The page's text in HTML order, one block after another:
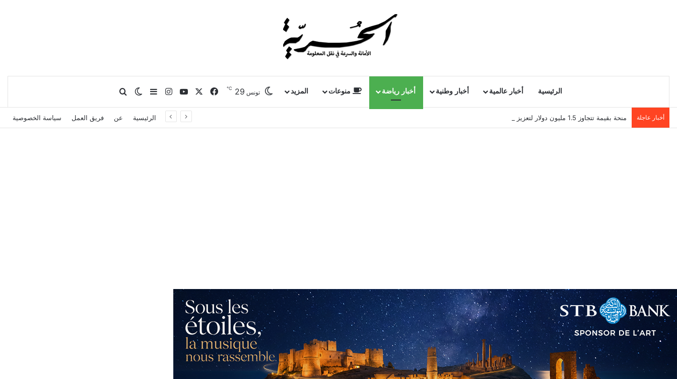
الرئيسية أخبار عالمية أخبار وطنية أخبار رياضة منوعات المزيد تونس 29
℃ فيسبوك يوتيوبانستقرامإضافة عمود جانبي
الوضع المظلم
بحث عن
أخبار عاجلة منحة بقيمة تتجاوز 1.5 مليون دولار لتعزيز الدبلوماسية التجارية في تونس! الرئيسية عن فريق العمل سياسة الخصوصية